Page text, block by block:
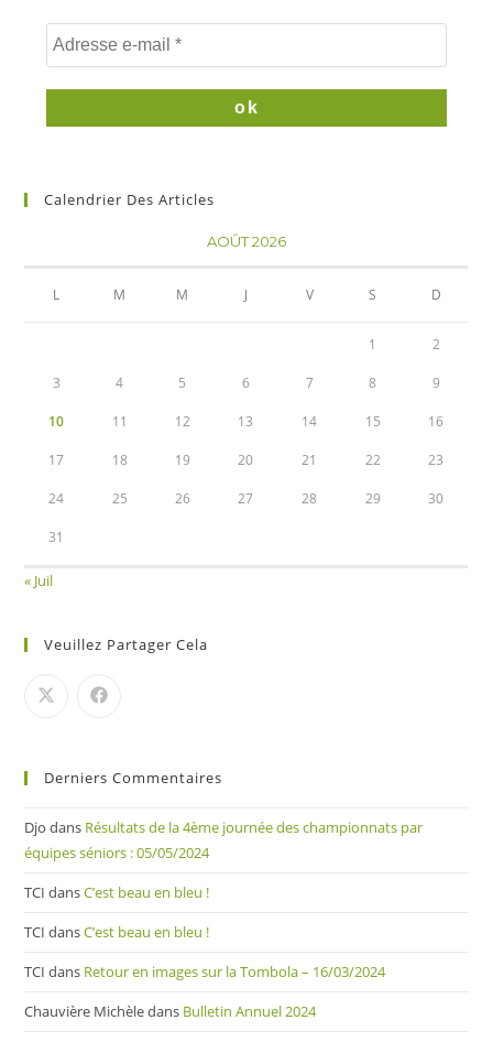
Calendrier Des Articles
AOÛT 2026
L M M J V S D
1 2
3 4 5 6 7 8 9
10 11 12 13 14 15 16
17 18 19 20 21 22 23
24 25 26 27 28 29 30
31
« Juil
Veuillez Partager Cela
Derniers Commentaires
Djo dans Résultats de la 4ème journée des championnats par
équipes séniors : 05/05/2024
TCI dansC’est beau en bleu !
TCI dansC’est beau en bleu !
TCI dans Retour en images sur la Tombola – 16/03/2024
Chauvière Michèledans Bulletin Annuel 2024